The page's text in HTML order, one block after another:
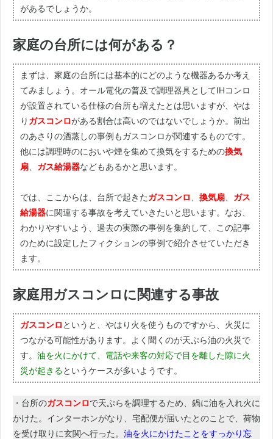
があるでしょうか。
家庭の台所には何がある？
まずは、家庭の台所には基本的にどのような機器あるか考え
てみましょう。オール電化の普及で調理器具としてIHコンロ
が設置されている仕様の台所も増えたとは思いますが、やは
り ガスコンロがある割合は高いのではないでしょうか。前出
のあさりの酒蒸しの事例もガスコンロが関連するものです。
他には調理時のにおいや煙を集めて換気をするための換気
扇
ガス給湯器などもあるかと思います。
では、ここからは、台所で起きたガスコンロ 換気扇
ガス
給湯器に関連する事故を考えていきたいと思います。なお、
わかりやすいよう、過去の実際の事例を集約して、この記事
のために設定したフィクションの事例で紹介させていただき
ます。
家庭用ガスコンロに関連する事故
ガスコンロ というと、やはり火を使うものですから、火災に
つながる可能性があります。よく聞くのが天ぷら油の火災で
す。 油を火にかけて、電話や来客の対応で目を離した隙に火
災が起きるというケースが多いようです。
・台所のガスコンロで天ぷらを調理するため、鍋に油を入れ火に
かけた。インターホンがなり、宅配便が届いたとのことで、荷物
を受け取りに玄関へ行った。 油を火にかけたことをすっかり忘